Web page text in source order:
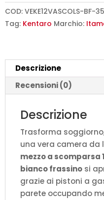
mezzo
a
Kentaro
con
divano
e
mobili
bianco
frassino,
verde
L.193,6
P.105,2
H.250,5
COD: VEKE12VASCOLS-BF-35
Tag: Kentaro Marchio:
Descrizione
Recensioni (0)
Descrizione
Trasforma
una vera camera da
mezzo a scomparsa
bianco frassino si
grazie ai pistoni a
parete occupando